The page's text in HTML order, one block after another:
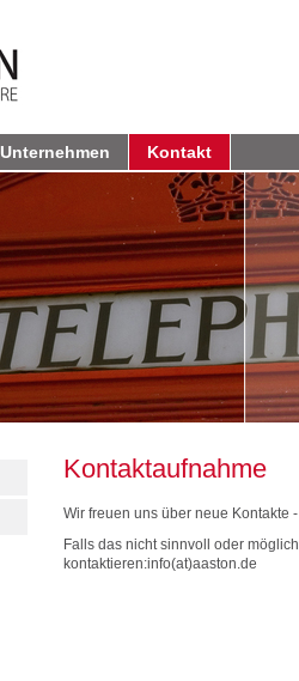
Unternehmen Kontakt
Kontaktaufnahme
Wir freuen uns über neue Kontakte
Falls das nicht sinnvoll oder
kontaktieren:info(at)aaston.de